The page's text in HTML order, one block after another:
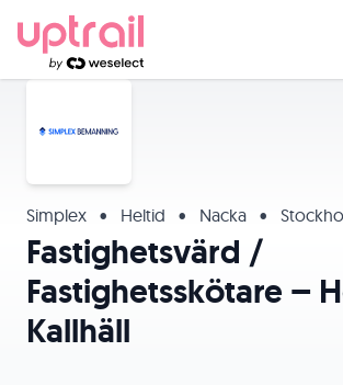
Simplex • Heltid • Nacka •
Fastighetsvärd /
Fastighetsskötare –
Kallhäll